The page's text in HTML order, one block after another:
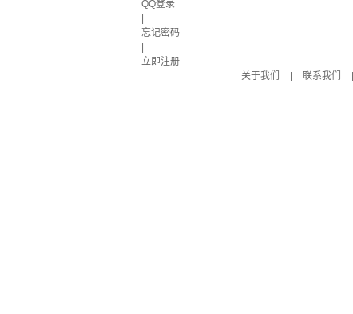
QQ登录
忘记密码
立即注册
关于我们
联系我们